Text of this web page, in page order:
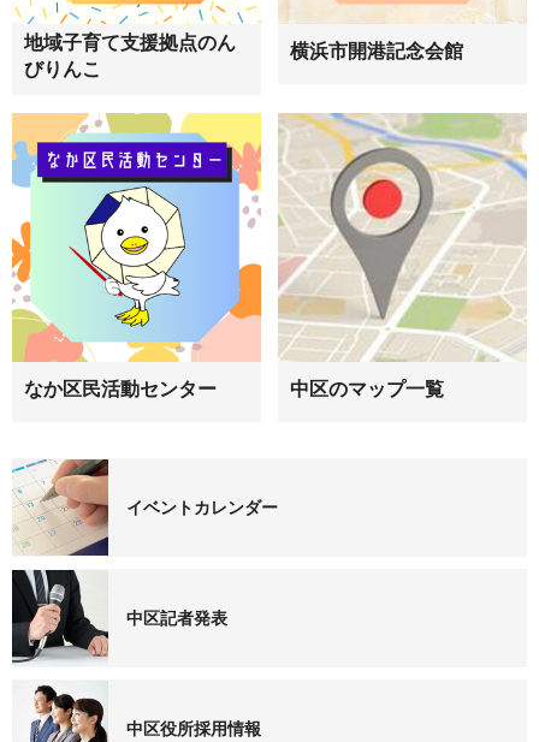
地域子育て支援拠点のん
びりんこ
横浜市開港記念会館
なか区民活動センター 中区のマップ一覧
イベントカレンダー
中区記者発表
中区役所採用情報